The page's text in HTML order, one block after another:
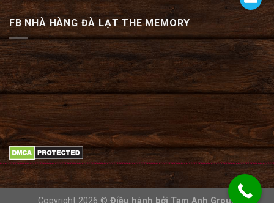
FB NHÀ HÀNG ĐÀ LẠT THE MEMORY
Copyright 2026 © Điều hành bởi Tam Anh Group